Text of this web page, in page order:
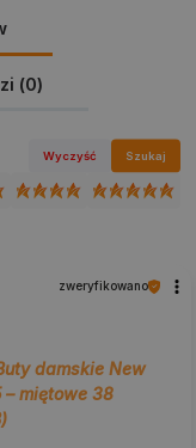
(0)
Wyczyść Szukaj
zweryfikowano
damskie New
– miętowe 38